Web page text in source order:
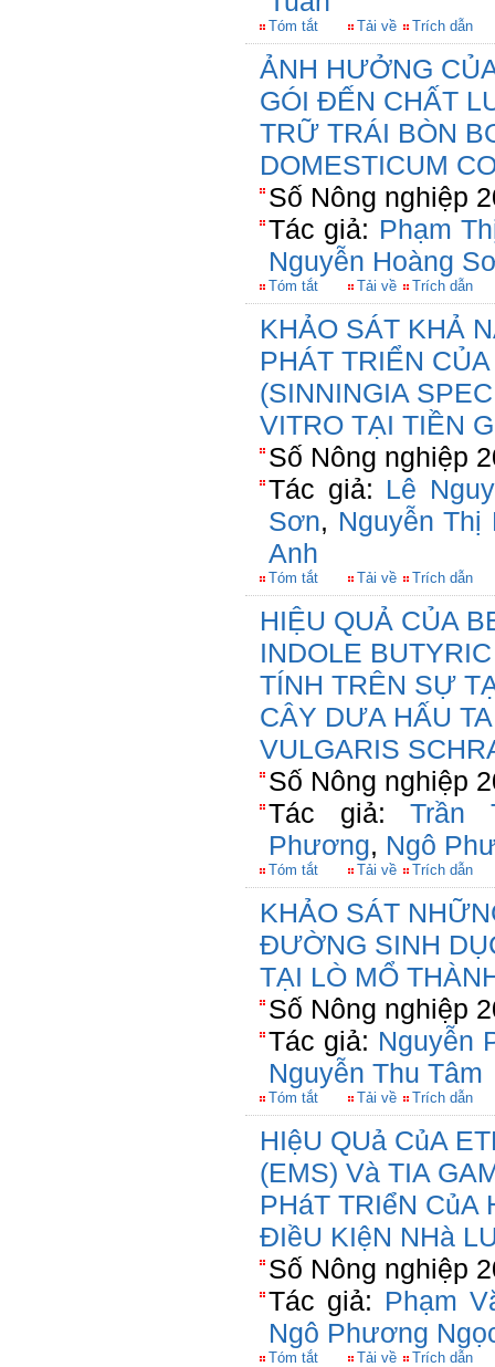
Tóm tắt Tải về Trích dẫn
ẢNH HƯỞNG
GÓI ĐẾN CHẤT
TRỮ TRÁI BÒN
DOMESTICUM
Số Nông nghiệp
Tác giả: Phạm
Nguyễn Hoàng
Tóm tắt Tải về Trích dẫn
KHẢO SÁT KHẢ
PHÁT TRIỂN
(SINNINGIA
VITRO TẠI TIỀN
Số Nông nghiệp
Tác giả: Lê
Sơn, Nguyễn
Anh
Tóm tắt Tải về Trích dẫn
HIỆU QUẢ CỦA
INDOLE
TÍNH TRÊN SỰ
CÂY DƯA HẤU
VULGARIS
Số Nông nghiệp
Tác giả:Trần
Phương, Ngô
Tóm tắt Tải về Trích dẫn
KHẢO SÁT
ĐƯỜNG SINH
TẠI LÒ MỔ
Số Nông nghiệp
Tác giả: Nguyễn
Nguyễn Thu Tâm
Tóm tắt Tải về Trích dẫn
HIệU QUả CủA
(EMS) Và TIA
PHáT TRIểN CủA
ĐIềU KIệN NHà
Số Nông nghiệp
Tác giả: Phạm
Ngô Phương
Tóm tắt Tải về Trích dẫn